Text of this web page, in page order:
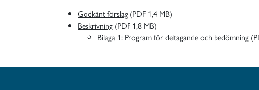
Godkänt förslag (PDF 1,4 MB)
Beskrivning (PDF 1,8 MB)
Bilaga 1: Program för deltagande och bedömning